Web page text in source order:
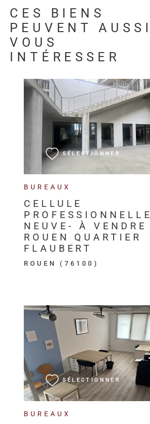
CES BIENS
PEUVENT AUSSI
VOUS
INTÉRESSER
BUREAUX
CELLULE
PROFESSIONNELLE
NEUVE- À VENDRE
ROUEN QUARTIER
FLAUBERT
ROUEN (76100)
SÉLECTIONNER
VOIR LE BIEN
BUREAUX
SÉLECTIONNER
VOIR LE BIEN